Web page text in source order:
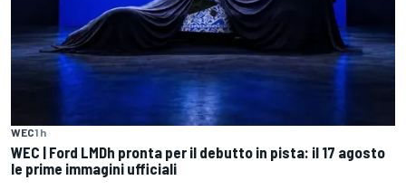
WEC1 h
WEC | Ford LMDh pronta per il debutto in pista: il 17 agosto
le prime immagini ufficiali